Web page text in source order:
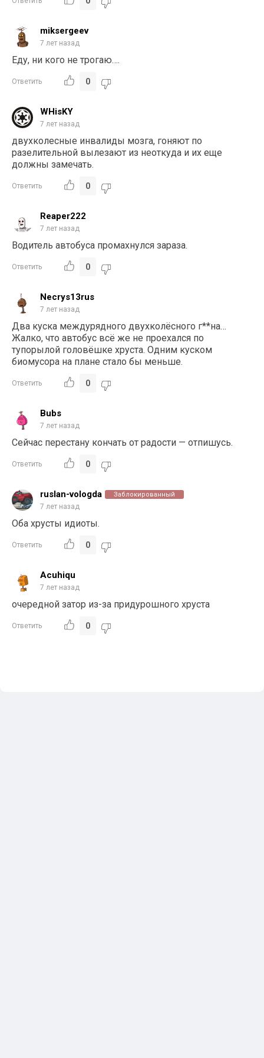
miksergeev
7 лет назад
Еду, ни кого не трогаю….
Ответить 0
WHisKY
7 лет назад
двухколесные инвалиды мозга, гоняют по
разелительной вылезают из неоткуда и их еще
должны замечать.
Ответить 0
Reaper222
7 лет назад
Водитель автобуса промахнулся зараза.
Ответить 0
Necrys13rus
7 лет назад
Два куска междурядного двухколёсного г**на…
Жалко, что автобус всё же не проехался по
тупорылой головёшке хруста. Одним куском
биомусора на плане стало бы меньше.
Ответить 0
Bubs
7 лет назад
Сейчас перестану кончать от радости — отпишусь.
Ответить 0
ruslan-vologda Заблокированный
7 лет назад
Оба хрусты идиоты.
Ответить 0
Acuhiqu
7 лет назад
очередной затор из-за придурошного хруста
Ответить 0